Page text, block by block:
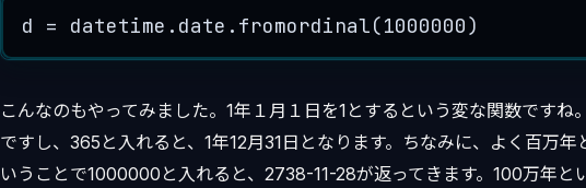
d = datetime.date. fromordinal(1000000)
こんなのもやってみました。1年１月１日を1とするという変な関数ですね
ですし、365と入れると、1年12月31日となります。ちなみに、よく百万年
いうことで1000000と入れると、2738-11-28が返ってきます。100万年と